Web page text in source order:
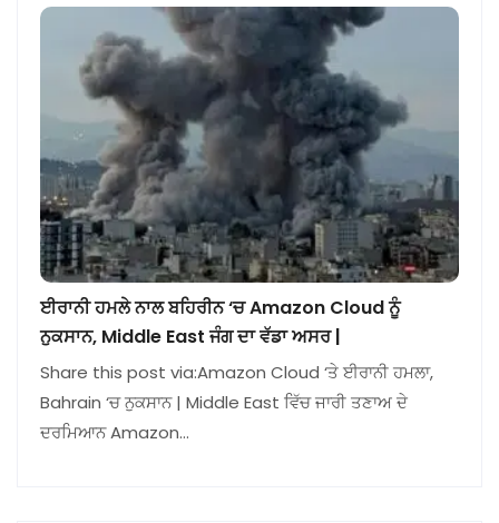
ਈਰਾਨੀ ਹਮਲੇ ਨਾਲ ਬਹਿਰੀਨ ‘ਚ Amazon Cloud ਨੂੰ
ਨੁਕਸਾਨ, Middle East ਜੰਗ ਦਾ ਵੱਡਾ ਅਸਰ |
Share this post via:Amazon Cloud ‘ਤੇ ਈਰਾਨੀ ਹਮਲਾ,
Bahrain ‘ਚ ਨੁਕਸਾਨ | Middle East ਵਿੱਚ ਜਾਰੀ ਤਣਾਅ ਦੇ
ਦਰਮਿਆਨ Amazon…